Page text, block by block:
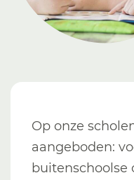
Op onze
aangeboden:
buitenschoolse